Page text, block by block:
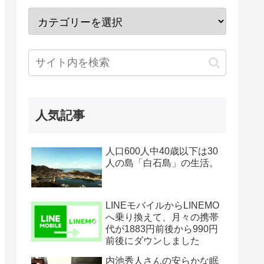
人気記事
人口600人中40歳以下は30
人の島「白石島」の生活。
LINEモバイルからLINEMO
へ乗り換えて、月々の携帯
代が1883円前後から990円
前後にダウンしました
内池秀人さんの安らかな眠